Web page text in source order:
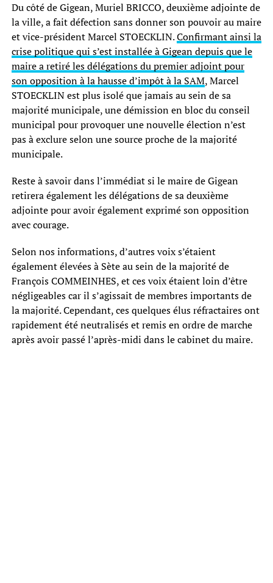
Du côté de Gigean, Muriel BRICCO, deuxième adjointe de
la ville, a fait défection sans donner son pouvoir au maire
et vice-président Marcel STOECKLIN.Confirmant ainsi la
crise politique qui s’est installée à Gigean depuis que le
maire a retiré les délégations du premier adjoint pour
son opposition à la hausse d’impôt à la SAM, Marcel
STOECKLIN est plus isolé que jamais au sein de sa
majorité municipale, une démission en bloc du conseil
municipal pour provoquer une nouvelle élection n’est
pas à exclure selon une source proche de la majorité
municipale.
Reste à savoir dans l’immédiat si le maire de Gigean
retirera également les délégations de sa deuxième
adjointe pour avoir également exprimé son opposition
avec courage.
Selon nos informations, d’autres voix s’étaient
également élevées à Sète au sein de la majorité de
François COMMEINHES, et ces voix étaient loin d’être
négligeables car il s’agissait de membres importants de
la majorité. Cependant, ces quelques élus réfractaires ont
rapidement été neutralisés et remis en ordre de marche
après avoir passé l’après-midi dans le cabinet du maire.